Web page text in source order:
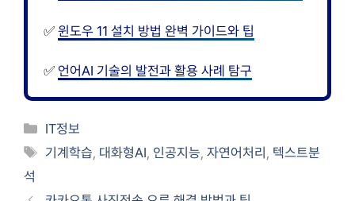
✅ 윈도우 11 설치 방법 완벽 가이드와 팁
✅ 언어AI 기술의 발전과 활용 사례 탐구
카
테
IT정보
태
기계학습 대화형AI 인공지능 ,자연어처리 텍스트분
석